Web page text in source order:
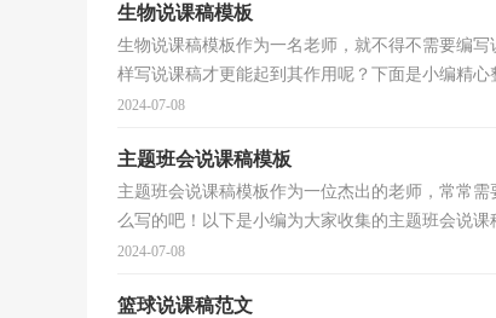
生物说课稿模板
生物说课稿模板作为一名老师，就不得不需要编
样写说课稿才更能起到其作用呢？下面是小编精心
2024-07-08
主题班会说课稿模板
主题班会说课稿模板作为一位杰出的老师，常常
么写的吧！以下是小编为大家收集的主题班会说课
2024-07-08
篮球说课稿范文